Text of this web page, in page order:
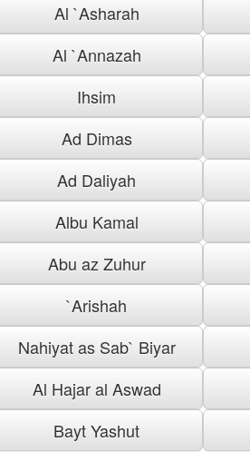
Al `Asharah
Al `Annazah
Ihsim
Ad Dimas
Ad Daliyah
Albu Kamal
Abu az Zuhur
`Arishah
Nahiyat as Sab` Biyar
Al Hajar al Aswad
Bayt Yashut